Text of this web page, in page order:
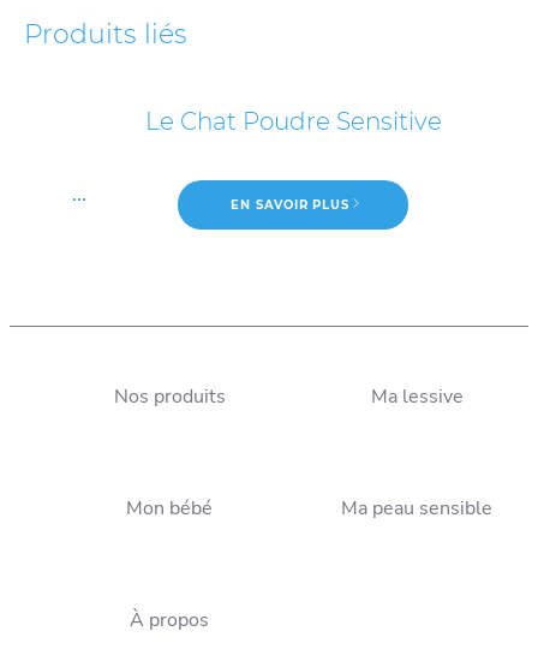
sensibles ou allergiques
lavage du linge
Produits liés
Le Chat Poudre Sensitive
... EN SAVOIR PLUS
Nos produits Ma lessive
Mon bébé Ma peau sensible
À propos